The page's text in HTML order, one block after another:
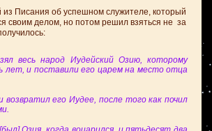
Писания об успешном служителе, который
своим делом, но потом решил взяться не за
весь народ Иудейский Озию, которому
лет, и поставили его царем на место отца
его Иудее, после того как почил